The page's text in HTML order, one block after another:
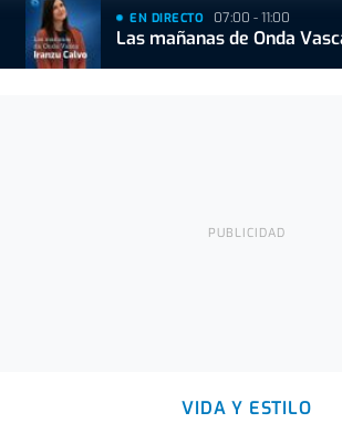
EN DIRECTO 07:00 - 11:00
Las mañanas de Onda
VIDA Y ESTILO